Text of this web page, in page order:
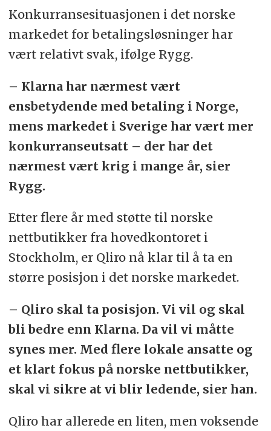
Konkurransesituasjonen i det norske
markedet for betalingsløsninger har
vært relativt svak, ifølge Rygg.
– Klarna har nærmest vært
ensbetydende med betaling i Norge,
mens markedet i Sverige har vært mer
konkurranseutsatt – der har det
nærmest vært krig i mange år, sier
Rygg.
Etter flere år med støtte til norske
nettbutikker fra hovedkontoret i
Stockholm, er Qliro nå klar til å ta en
større posisjon i det norske markedet.
– Qliro skal ta posisjon. Vi vil og skal
bli bedre enn Klarna. Da vil vi måtte
synes mer. Med flere lokale ansatte og
et klart fokus på norske nettbutikker,
skal vi sikre at vi blir ledende, sier han.
Qliro har allerede en liten, men voksende